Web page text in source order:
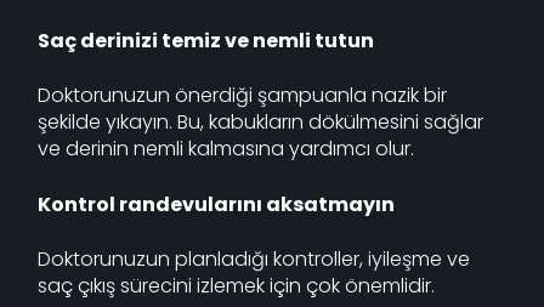
Saç derinizi temiz ve nemli tutun
Doktorunuzun önerdiği şampuanla nazik bir
şekilde yıkayın. Bu, kabukların dökülmesini sağlar
ve derinin nemli kalmasına yardımcı olur.
Kontrol randevularını aksatmayın
Doktorunuzun planladığı kontroller, iyileşme ve
saç çıkış sürecini izlemek için çok önemlidir.